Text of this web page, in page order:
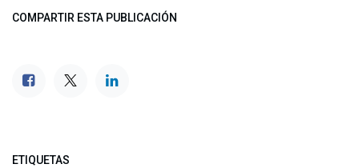
COMPARTIR ESTA PUBLICACIÓN
ETIQUETAS